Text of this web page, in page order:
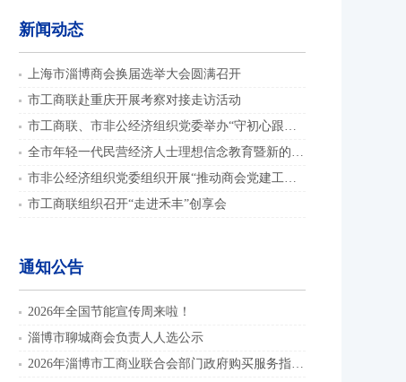
新闻动态
上海市淄博商会换届选举大会圆满召开
市工商联赴重庆开展考察对接走访活动
市工商联、市非公经济组织党委举办“守初心跟党走 践使命启新程”演讲比赛
全市年轻一代民营经济人士理想信念教育暨新的社会阶层人士联谊组织骨干培训班举办
市非公经济组织党委组织开展“推动商会党建工作提质增效”主题党日活动
市工商联组织召开“走进禾丰”创享会
通知公告
2026年全国节能宣传周来啦！
淄博市聊城商会负责人人选公示
2026年淄博市工商业联合会部门政府购买服务指导性目录